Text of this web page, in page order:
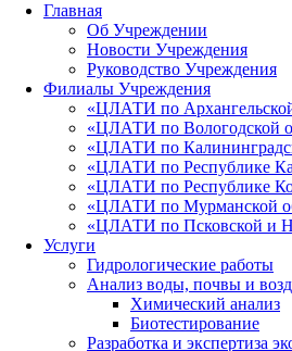
Главная
Об Учреждении
Новости Учреждения
Руководство Учреждения
Филиалы Учреждения
«ЦЛАТИ по
«ЦЛАТИ по Вологодской
«ЦЛАТИ по
«ЦЛАТИ по Республике
«ЦЛАТИ по Республике
«ЦЛАТИ по Мурманской
«ЦЛАТИ по Псковской и
Услуги
Гидрологические работы
Анализ воды, почвы и
Химический анализ
Биотестирование
Разработка и экспертиза